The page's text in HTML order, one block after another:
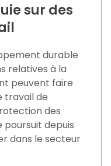
sur des
durable
relatives à la
peuvent faire
travail de
des
poursuit depuis
dans le secteur